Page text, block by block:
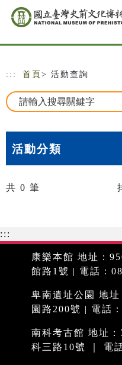
跳到主要內容
網站導覽
::: 首頁 > 活動查詢
活動分類
共 0 筆
:::
康樂本館 地址：
館路1號 | 電話：
卑南遺址公園 地
園路200號 | 電話
南科考古館 地址
科三路10號 ｜ 電